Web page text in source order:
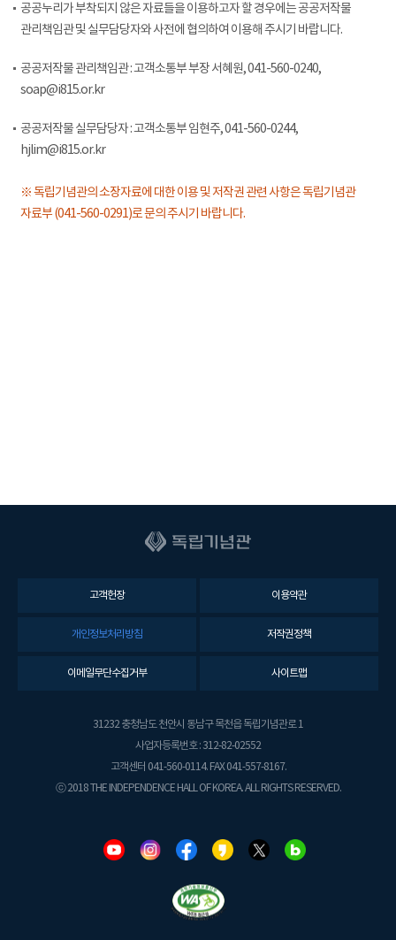
공공누리가 부착되지 않은 자료들을 이용하고자 할 경우에는 공공저작물
관리책임관 및 실무담당자와 사전에 협의하여 이용해 주시기 바랍니다.
공공저작물 관리책임관 : 고객소통부 부장 서혜원, 041-560-0240,
soap@i815.or.kr
공공저작물 실무담당자 : 고객소통부 임현주, 041-560-0244,
hjlim@i815.or.kr
※ 독립기념관의 소장자료에 대한 이용 및 저작권 관련 사항은 독립기념관
자료부 (041-560-0291)로 문의 주시기 바랍니다.
고객헌장 이용약관
개인정보처리방침 저작권정책
이메일무단수집거부 사이트맵
31232 충청남도 천안시 동남구 목천읍 독립기념관로 1
사업자등록번호 : 312-82-02552
고객센터 041-560-0114. FAX 041-557-8167.
ⓒ 2018 THE INDEPENDENCE HALL OF KOREA. ALL RIGHTS RESERVED.